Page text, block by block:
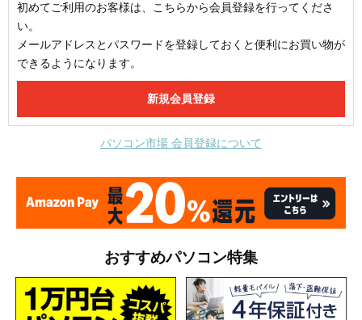
初めてご利用のお客様は、こちらから会員登録を行ってくださ
い。
メールアドレスとパスワードを登録しておくと便利にお買い物が
できるようになります。
パソコン市場 会員登録について
おすすめパソコン特集